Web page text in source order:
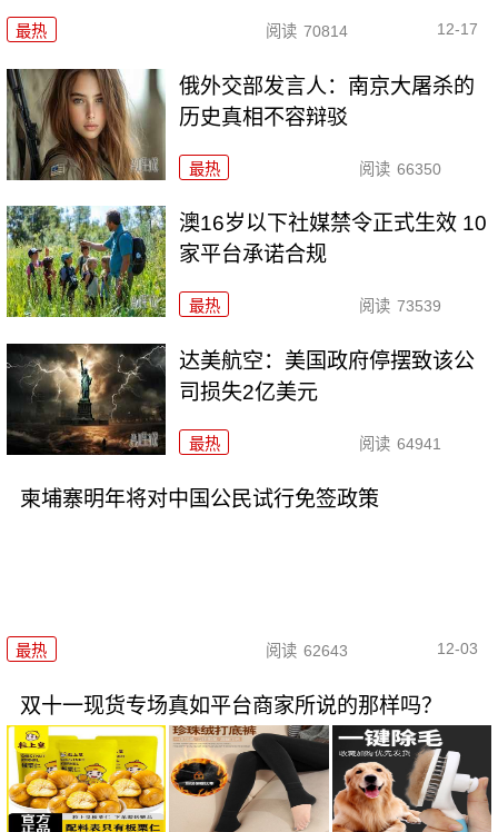
最热 阅读 70814 12-17
俄外交部发言人：南京大屠杀的
历史真相不容辩驳
最热 阅读 66350
澳16岁以下社媒禁令正式生效 10
家平台承诺合规
最热 阅读 73539
达美航空：美国政府停摆致该公
司损失2亿美元
最热 阅读 64941
柬埔寨明年将对中国公民试行免签政策
最热 阅读 62643 12-03
双十一现货专场真如平台商家所说的那样吗？